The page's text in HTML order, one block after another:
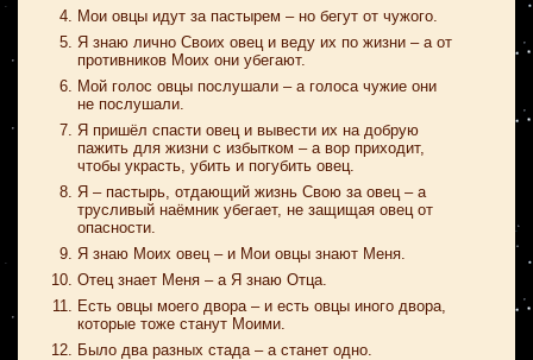
Мои овцы идут за пастырем – но бегут от чужого.
Я знаю лично Своих овец и веду их по жизни – а от
противников Моих они убегают.
Мой голос овцы послушали – а голоса чужие они
не послушали.
Я пришёл спасти овец и вывести их на добрую
пажить для жизни с избытком – а вор приходит,
чтобы украсть, убить и погубить овец.
Я – пастырь, отдающий жизнь Свою за овец – а
трусливый наёмник убегает, не защищая овец от
опасности.
Я знаю Моих овец – и Мои овцы знают Меня.
Отец знает Меня – а Я знаю Отца.
Есть овцы моего двора – и есть овцы иного двора,
которые тоже станут Моими.
Было два разных стада – а станет одно.